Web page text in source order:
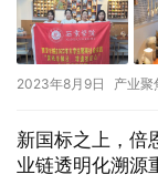
2023年8月9日 产业聚
新国标之上，倍
业链透明化溯源